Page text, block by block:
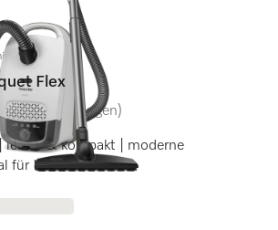
Beutel
Flex
5
(38 Bewertungen)
leicht & kompakt | moderne
für Hartböden